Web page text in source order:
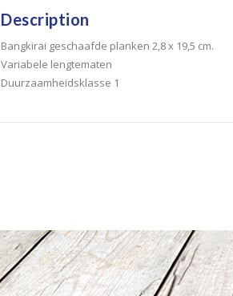
Description
Bangkirai geschaafde planken 2,8 x 19,5 cm.
Variabele lengtematen
Duurzaamheidsklasse 1